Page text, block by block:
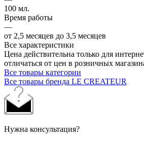
100 мл.
Время работы
—
от 2,5 месяцев до 3,5 месяцев
Все характеристики
Цена действительна только для
отличаться от цен в розничных
Все товары категории
Все товары бренда LE CREATEUR
Нужна консультация?